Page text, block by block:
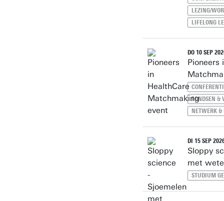
LEZING/
LIFELONG
DO 10 SEP
Pioneers
FONDSEN &
NETWERK &
DI 15 SEP
Sloppy
met
STUDIUM